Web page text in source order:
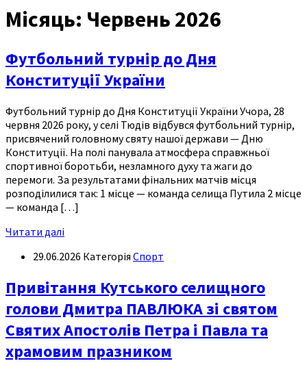
Місяць: Червень 2026
Футбольний турнір до Дня
Конституції України
Футбольний турнір до Дня Конституції України Учора, 28
червня 2026 року, у селі Тюдів відбувся футбольний турнір,
присвячений головному святу нашої держави — Дню
Конституції. На полі панувала атмосфера справжньої
спортивної боротьби, незламного духу та жаги до
перемоги. За результатами фінальних матчів місця
розподілилися так: 1 місце — команда селища Путила 2 місце
— команда […]
Читати далі
29.06.2026 Категорія Спорт
Привітання Кутського селищного
голови Дмитра ПАВЛЮКА зі святом
Святих Апостолів Петра і Павла та
храмовим празником